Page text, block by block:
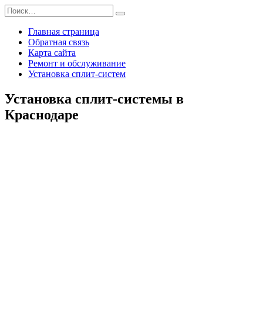
Перейти
к
содержанию
Search
for:
Главная страница
Обратная связь
Карта сайта
Ремонт и обслуживание
Установка сплит-систем
Установка сплит-системы в
Краснодаре